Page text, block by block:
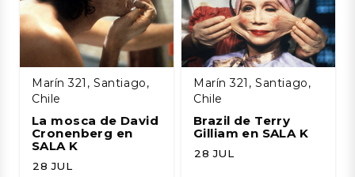
Marín 321, Santiago,
Chile
La mosca de David
Cronenberg en
SALA K
28 JUL
Marín 321, Santiago,
Chile
Brazil de Terry
Gilliam en SALA K
28 JUL